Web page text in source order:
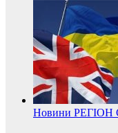
Новини РЕГІОН